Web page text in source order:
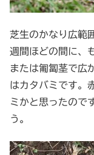
芝生のかなり広範
週間ほどの間に、
または匍匐茎で広
はカタバミです。
ミかと思ったので
う。